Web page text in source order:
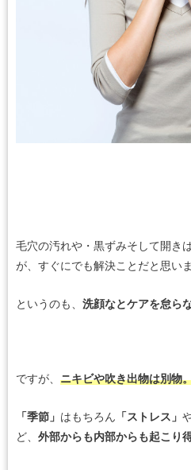
毛穴の汚れや・黒ずみそして開き
が、すぐにでも解決ことだと思いま
というのも、 洗顔なとケアを怠ら
ですが、 ニキビや吹き出物は別物
「季節」 はもちろん 「ストレス」
ど、 外部からも内部からも起こり